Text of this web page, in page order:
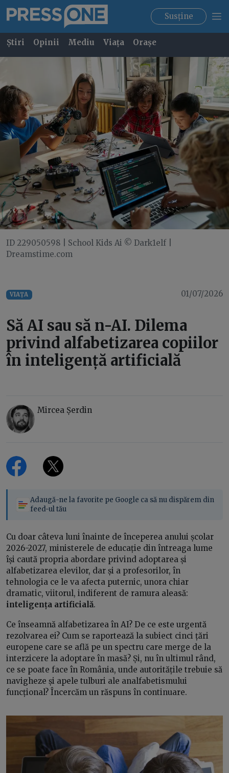
Susține
Știri Opinii Mediu Viața Orașe
ID 229050598 | School Kids Ai © Dark1elf |
Dreamstime.com
VIAȚA 01/07/2026
Să AI sau să n-AI. Dilema
privind alfabetizarea copiilor
în inteligență artificială
Mircea Șerdin
Adaugă-ne la favorite pe Google ca să nu dispărem din
feed-ul tău
Cu doar câteva luni înainte de începerea anului școlar
2026-2027, ministerele de educație din întreaga lume
își caută propria abordare privind adoptarea și
alfabetizarea elevilor, dar și a profesorilor, în
tehnologia ce le va afecta puternic, unora chiar
dramatic, viitorul, indiferent de ramura aleasă:
inteligența artificială.
Ce înseamnă alfabetizarea în AI? De ce este urgentă
rezolvarea ei? Cum se raportează la subiect cinci țări
europene care se află pe un spectru care merge de la
interzicere la adoptare în masă? Și, nu în ultimul rând,
ce se poate face în România, unde autoritățile trebuie să
navigheze și apele tulburi ale analfabetismului
funcțional? Încercăm un răspuns în continuare.